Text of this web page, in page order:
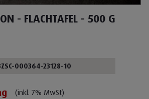
- FLACHTAFEL - 500 G
000364-23128-10
(inkl. 7% MwSt)